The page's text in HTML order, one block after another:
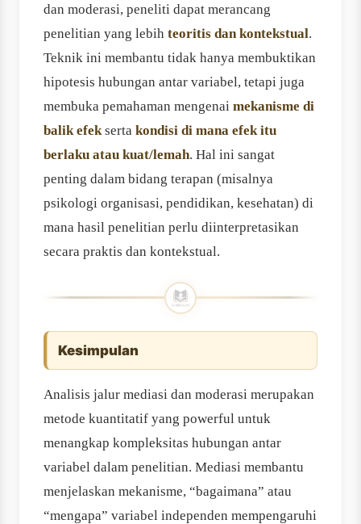
dan moderasi, peneliti dapat merancang
penelitian yang lebih teoritis dan kontekstual.
Teknik ini membantu tidak hanya membuktikan
hipotesis hubungan antar variabel, tetapi juga
membuka pemahaman mengenai mekanisme di
balik efekserta kondisi di mana efek itu
berlaku atau kuat/lemah. Hal ini sangat
penting dalam bidang terapan (misalnya
psikologi organisasi, pendidikan, kesehatan) di
mana hasil penelitian perlu diinterpretasikan
secara praktis dan kontekstual.
Kesimpulan
Analisis jalur mediasi dan moderasi merupakan
metode kuantitatif yang powerful untuk
menangkap kompleksitas hubungan antar
variabel dalam penelitian. Mediasi membantu
menjelaskan mekanisme, “bagaimana” atau
“mengapa” variabel independen mempengaruhi